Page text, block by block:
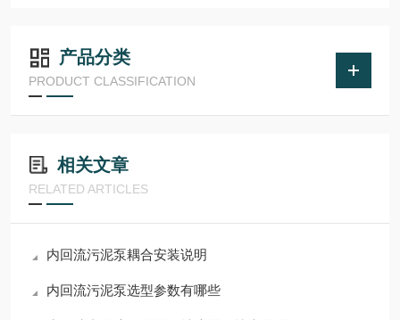
产品分类
PRODUCT CLASSIFICATION
相关文章
RELATED ARTICLES
内回流污泥泵耦合安装说明
内回流污泥泵选型参数有哪些